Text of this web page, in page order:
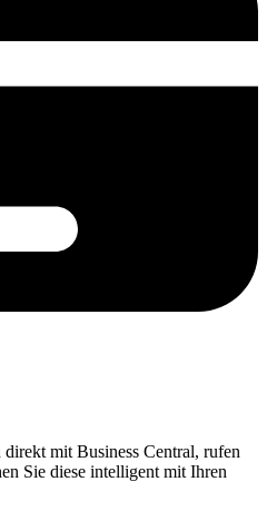
mit Business Central, rufen
Sie diese intelligent mit Ihren